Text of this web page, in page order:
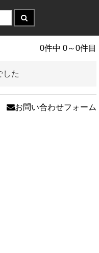
0件中 0～0件目
した
お問い合わせフォーム